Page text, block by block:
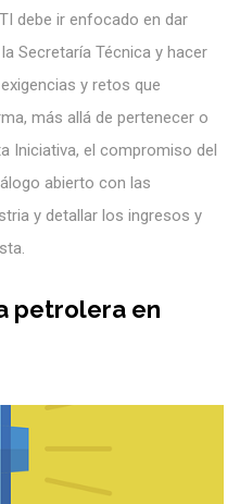
debe ir enfocado en dar
Secretaría Técnica y hacer
y retos que
más allá de pertenecer o
Iniciativa, el compromiso del
abierto con las
y detallar los ingresos y
petrolera en